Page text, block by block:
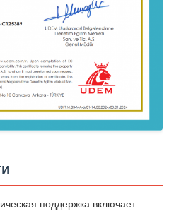
поддержка включает